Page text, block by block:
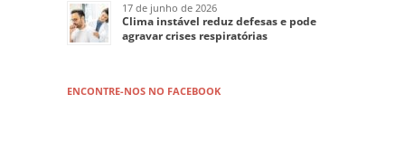
17 de junho de 2026
Clima instável reduz defesas e pode
agravar crises respiratórias
ENCONTRE-NOS NO FACEBOOK